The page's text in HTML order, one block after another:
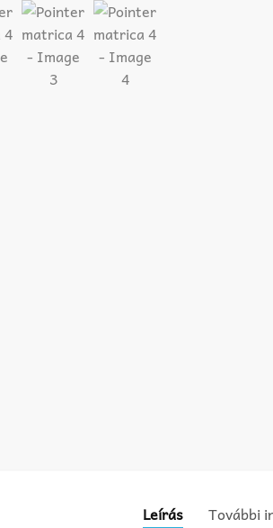
Leírás További